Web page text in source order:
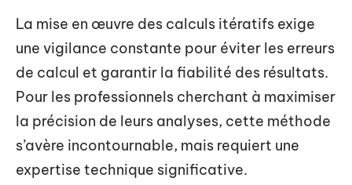
La mise en œuvre des calculs itératifs exige
une vigilance constante pour éviter les erreurs
de calcul et garantir la fiabilité des résultats.
Pour les professionnels cherchant à maximiser
la précision de leurs analyses, cette méthode
s’avère incontournable, mais requiert une
expertise technique significative.